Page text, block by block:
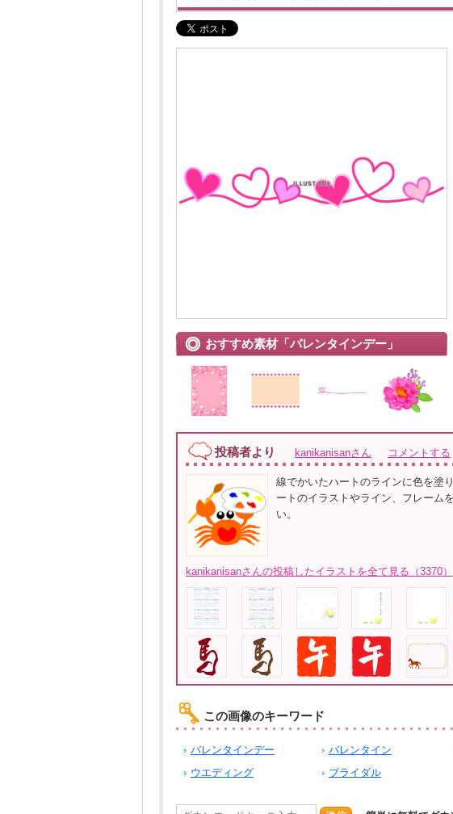
おすすめ素材「バレンタインデー」
投稿者より kanikanisanさん コメントする
線でかいたハートのラインに色を塗
ートのイラストやライン、フレーム
い。
kanikanisanさんの投稿したイラストを全て見る（3370）
この画像のキーワード
バレンタインデー バレンタイン
ウエディング
ブライダル